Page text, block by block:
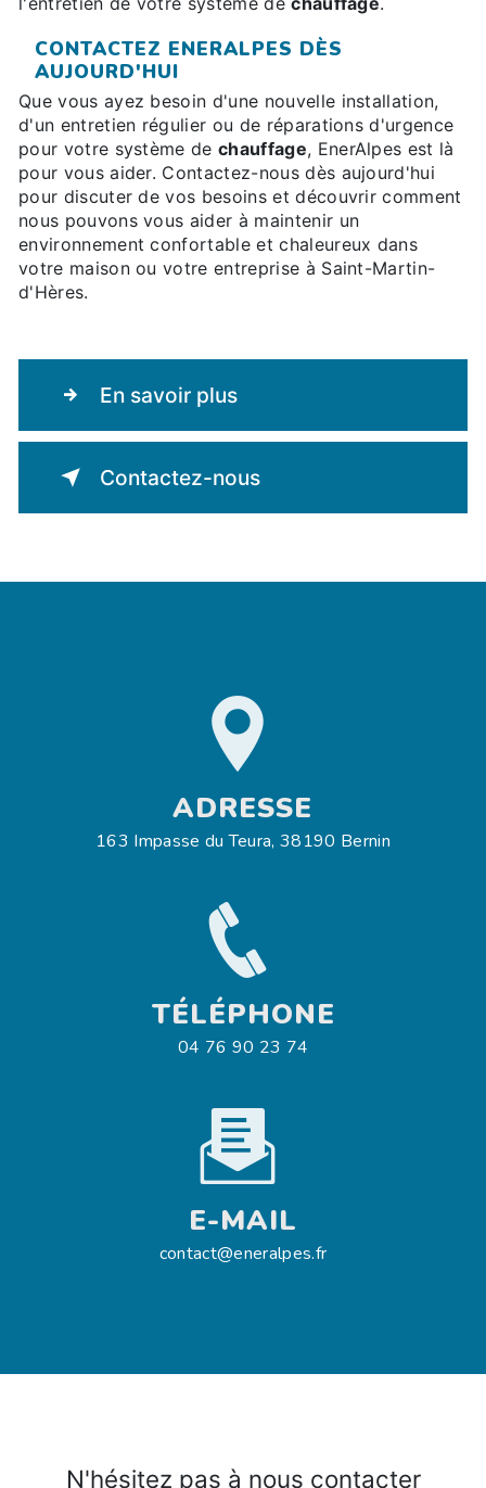
CONTACTEZ ENERALPES DÈS
AUJOURD'HUI
Que vous ayez besoin d'une nouvelle installation,
d'un entretien régulier ou de réparations d'urgence
pour votre système dechauffage, EnerAlpes est là
pour vous aider. Contactez-nous dès aujourd'hui
pour discuter de vos besoins et découvrir comment
nous pouvons vous aider à maintenir un
environnement confortable et chaleureux dans
votre maison ou votre entreprise à Saint-Martin-
d'Hères.
En savoir plus
Contactez-nous
ADRESSE
163 Impasse du Teura, 38190 Bernin
TÉLÉPHONE
04 76 90 23 74
E-MAIL
contact@eneralpes.fr
N'hésitez pas à nous contacter